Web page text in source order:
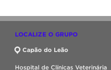
LOCALIZE O GRUPO
Capão do Leão
Hospital de Clínicas Veterinária